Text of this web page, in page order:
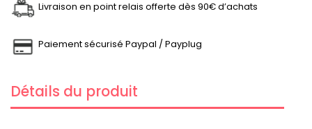
Livraison en point relais offerte dès 90€ d’achats
Paiement sécurisé Paypal / Payplug
Détails du produit